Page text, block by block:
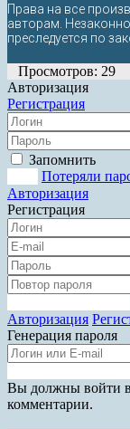
Права на все
авторам.
преследуется по
Просмотров: 29
Авторизация
Регистрация
Запомнить
Потеряли
Авторизация
Регистрация
Авторизация
Генерация пароля
Прокрутка
вверх
Вы должны войти в
комментарии.